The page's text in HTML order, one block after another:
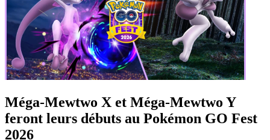
Méga-Mewtwo X et Méga-Mewtwo Y
feront leurs débuts au Pokémon GO Fest
2026